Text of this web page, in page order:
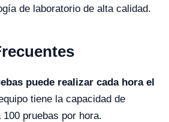
de laboratorio de alta calidad.
puede realizar cada hora el
tiene la capacidad de
pruebas por hora.